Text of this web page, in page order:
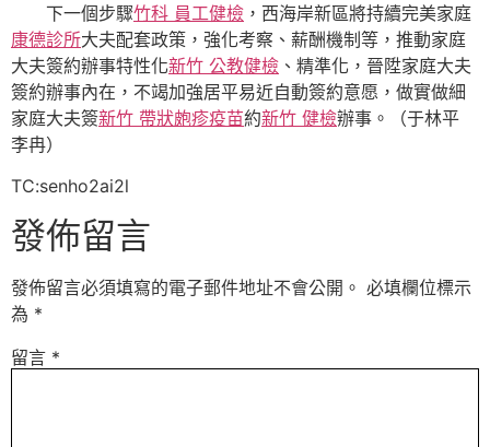
下一個步驟竹科 員工健檢 ，西海岸新區將持續完美家庭
康德診所大夫配套政策，強化考察、薪酬機制等，推動家庭
大夫簽約辦事特性化新竹 公教健檢 、精準化，晉陞家庭大夫
簽約辦事內在，不竭加強居平易近自動簽約意愿，做實做細
家庭大夫簽新竹 帶狀皰疹疫苗約新竹 健檢辦事。（于林平
李冉）
TC:senho2ai2l
發佈留言
發佈留言必須填寫的電子郵件地址不會公開。 必填欄位標示
為 *
留言 *